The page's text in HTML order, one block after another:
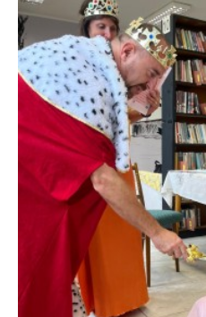
© 2026 eStránky.cz WebSlice